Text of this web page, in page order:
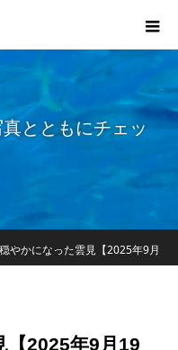
とともにチェッ
やかになった雲見【2025年9月
【2025年9月19